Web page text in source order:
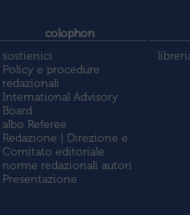
colophon
sostienici
Policy e procedure
redazionali
International Advisory
Board
albo Referee
Redazione | Direzione e
Comitato editoriale
norme redazionali autori
Presentazione